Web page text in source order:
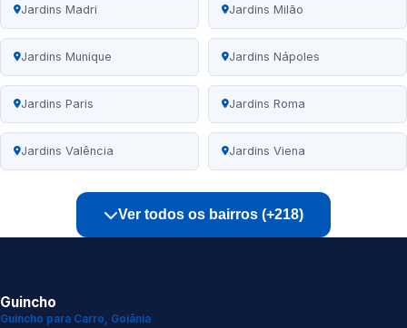
Jardins Madri Jardins Milão
Jardins Munique Jardins Nápoles
Jardins Paris Jardins Roma
Jardins Valência Jardins Viena
Ver todos os bairros (+218)
Guincho
Guincho para Carro, Goiânia